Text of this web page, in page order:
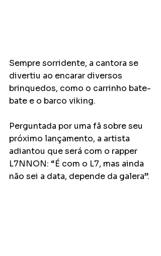
Sempre sorridente, a cantora se
divertiu ao encarar diversos
brinquedos, como o carrinho bate-
bate e o barco viking.
Perguntada por uma fã sobre seu
próximo lançamento, a artista
adiantou que será com o rapper
L7NNON: “É com o L7, mas ainda
não sei a data, depende da galera”.